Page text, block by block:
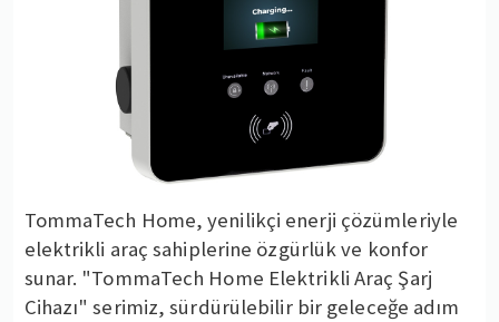
TommaTech Home, yenilikçi enerji çözümleriyle
elektrikli araç sahiplerine özgürlük ve konfor
sunar. "TommaTech Home Elektrikli Araç Şarj
Cihazı" serimiz, sürdürülebilir bir geleceğe adım